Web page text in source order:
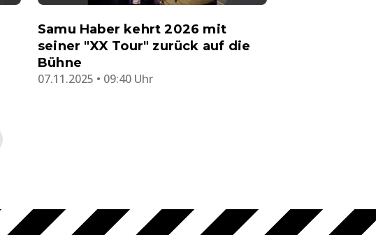
Samu Haber kehrt 2026 mit
seiner "XX Tour" zurück auf die
Bühne
07.11.2025 • 09:40 Uhr